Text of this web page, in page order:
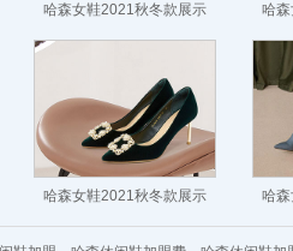
哈森女鞋2021秋冬款展示 哈
哈森女鞋2021秋冬款展示 哈